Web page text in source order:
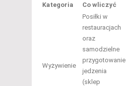
Kategoria Co wliczyć
Wyżywienie
Posiłki w
restauracjach
oraz
samodzielne
przygotowanie
jedzenia
(sklep